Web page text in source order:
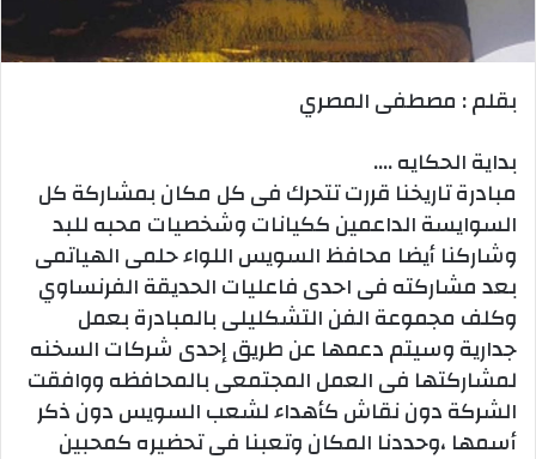
بقلم : مصطفى المصري
بداية الحكايه ….
مبادرة تاريخنا قررت تتحرك فى كل مكان بمشاركة كل
السوايسة الداعمين ككيانات وشخصيات محبه للبد
وشاركنا أيضا محافظ السويس اللواء حلمى الهياتمى
بعد مشاركته فى احدى فاعليات الحديقة الفرنساوي
وكلف مجموعة الفن التشكليلى بالمبادرة بعمل
جدارية وسيتم دعمها عن طريق إحدى شركات السخنه
لمشاركتها فى العمل المجتمعى بالمحافظه ووافقت
الشركة دون نقاش كأهداء لشعب السويس دون ذكر
أسمها ،وحددنا المكان وتعبنا فى تحضيره كمحبين